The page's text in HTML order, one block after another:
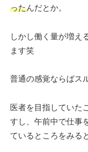
ったんだとか。
しかし働く量が増え
ます笑
普通の感覚ならばス
医者を目指していた
すし、午前中で仕事
ているところをみる